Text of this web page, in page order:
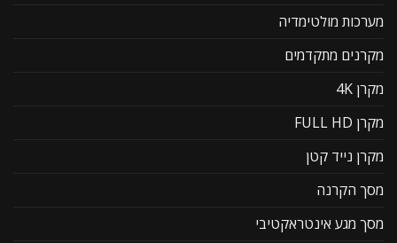
מערכות מולטימדיה
מקרנים מתקדמים
מקרן 4K
מקרן FULL HD
מקרן נייד קטן
מסך הקרנה
מסך מגע אינטראקטיבי